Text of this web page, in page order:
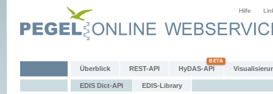
Hilfe
Überblick REST-API HyDAS-API
EDIS Dict-API EDIS-Library